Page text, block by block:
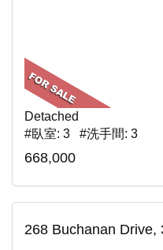
Detached
#臥室: 3 #洗手間: 3
668,000
268 Buchanan Drive,